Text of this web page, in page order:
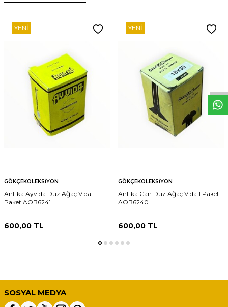
YENI
GÖKÇEKOLEKSIYON
Antika Ayvida Düz Ağaç Vida 1
Paket AOB6241
600,00 TL
YENI
GÖKÇEKOLEKSIYON
Antika Can Düz Ağaç Vida 1 Paket
AOB6240
600,00TL
SOSYAL MEDYA